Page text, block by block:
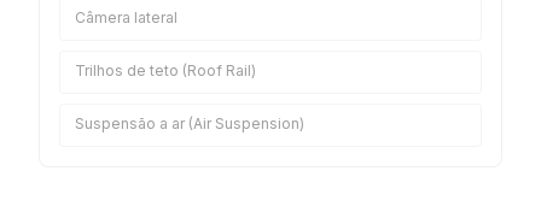
Câmera lateral
Trilhos de teto (Roof Rail)
Suspensão a ar (Air Suspension)